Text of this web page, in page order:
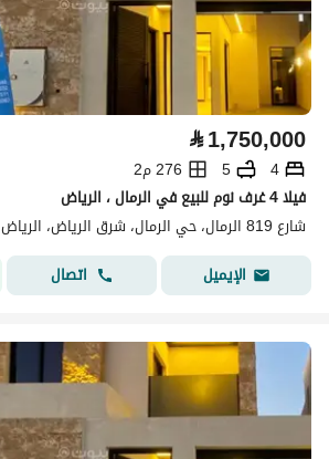
⃁1,750,000
4
5
276 م2
فيلا 4 غرف نوم للبيع في الرمال ، الرياض
شارع 819 الرمال، حي الرمال، شرق الرياض، الرياض
الإيميل
اتصال